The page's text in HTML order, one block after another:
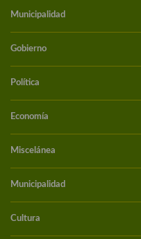
Municipalidad
Gobierno
Política
Economía
Miscelánea
Municipalidad
Cultura